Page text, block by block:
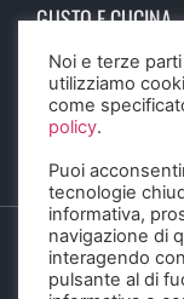
GUSTO E CUCINA
SCIENZA E SALUTE
STORIA E CULTURA
© 2023 Birra
DIGITALSENSE
Noi e terze
utilizziamo
come
policy.
Puoi
tecnologie
informativa,
navigazione di
interagendo
pulsante al di